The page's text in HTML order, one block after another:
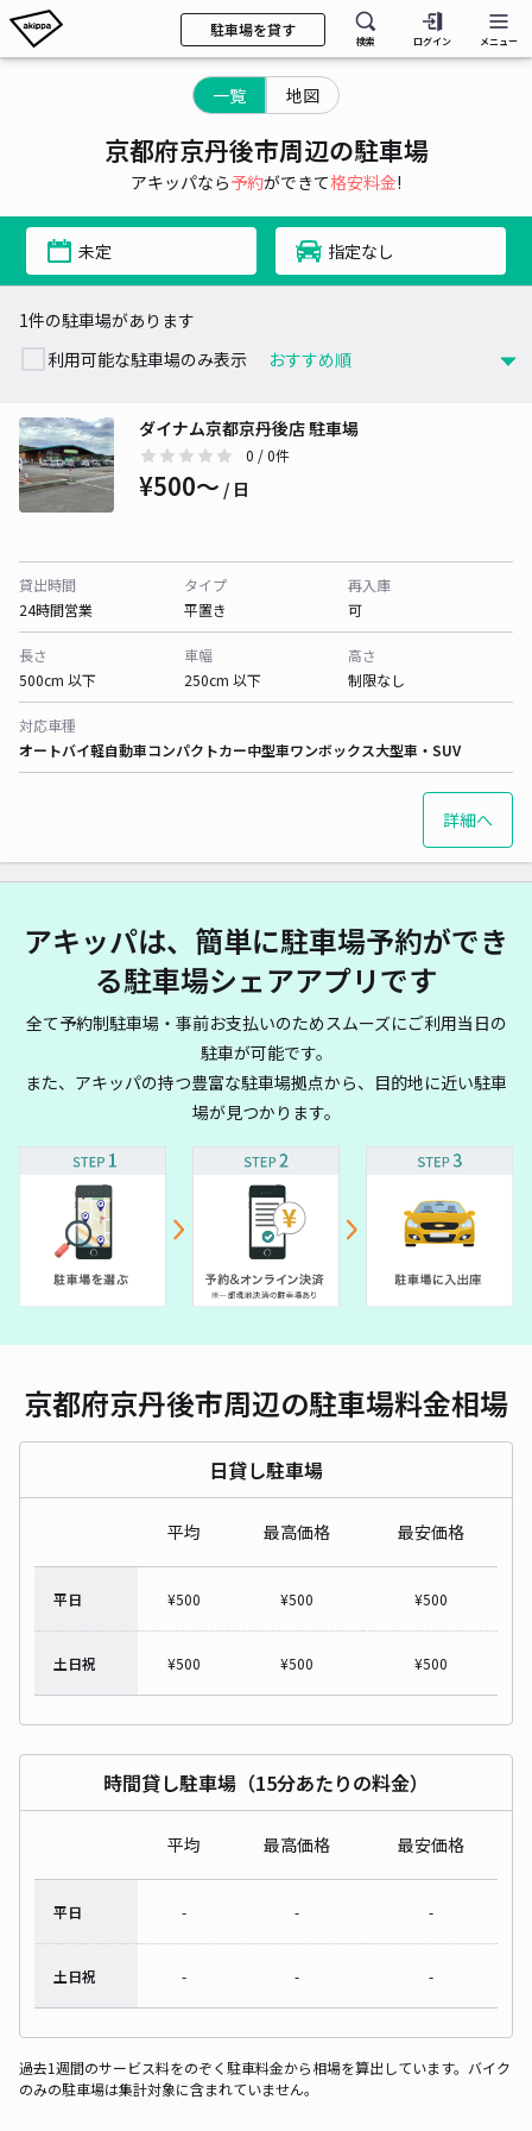
駐車場を貸す
検索 ログイン メニュー
一覧 地図
京都府京丹後市周辺の駐車場
アキッパなら予約ができて格安料金!
未定 指定なし
1件の駐車場があります
利用可能な駐車場のみ表示
ダイナム京都京丹後店 駐車場
0 / 0件
¥500〜 / 日
貸出時間
24時間営業
タイプ
平置き
再入庫
可
長さ
500cm 以下
車幅
250cm 以下
高さ
制限なし
対応車種
オートバイ軽自動車コンパクトカー中型車ワンボックス大型車・SUV
詳細へ
アキッパは、簡単に駐車場予約ができ
る駐車場シェアアプリです
全て予約制駐車場・事前お支払いのためスムーズにご利用当日の
駐車が可能です。
また、アキッパの持つ豊富な駐車場拠点から、目的地に近い駐車
場が見つかります。
京都府京丹後市周辺の駐車場料金相場
日貸し駐車場
平均 最高価格 最安価格
平日 ¥500 ¥500 ¥500
土日祝 ¥500 ¥500 ¥500
時間貸し駐車場（15分あたりの料金）
平均 最高価格 最安価格
平日 - - -
土日祝 - - -
過去1週間のサービス料をのぞく駐車料金から相場を算出しています。バイク
のみの駐車場は集計対象に含まれていません。